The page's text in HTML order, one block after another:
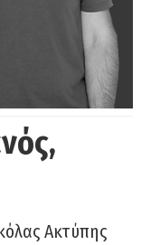
Ακτύπης